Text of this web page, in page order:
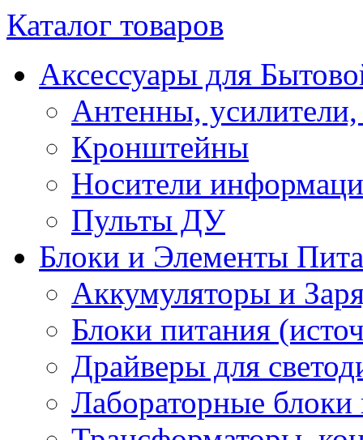
Каталог товаров
Аксессуары для
Антенны, усилители,
Кронштейны
Носители
Пульты ДУ
Блоки и Элементы
Аккумуляторы и
Блоки питания
Драйверы для
Лабораторные блоки